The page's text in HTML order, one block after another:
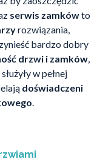
serwis zamkówto
rozwiązania,
bardzo dobry
drzwi i zamków,
w pełnej
doświadczeni
.